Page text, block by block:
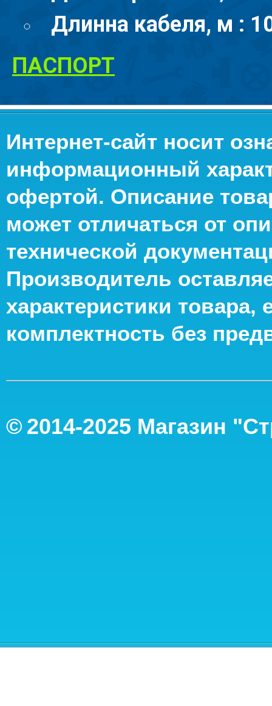
Длинна кабеля, м :
ПАСПОРТ
Интернет-сайт носит
информационный
офертой. Описание
может отличаться от
технической
Производитель
характеристики
комплектность без
© 2014-2025 Магазин